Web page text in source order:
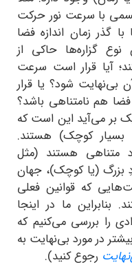
با سرعت نور حرکت
گذر زمان اندازه فضا
گزاره‌ها حاکی از
آیا قرار است سرعت
شود؟ یا قرار
فضا هم نامتناهی باشد؟
بر می‌آید این است که
بسیار کوچک) هستند.
متناهی هستند (مثل
بزرگ (یا کوچک)، جهان
که قوانین فعلی
بنابراین ما در اینجا
را بررسی می‌کنیم که
در مورد بی‌نهایت به
رجوع کنید).